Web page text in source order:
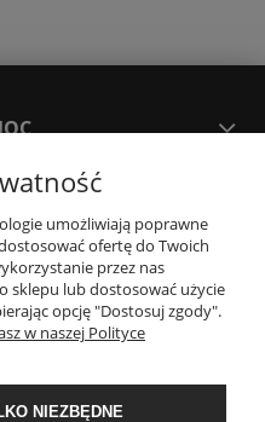
DOSTAWA
umożliwiają poprawne
ofertę do Twoich
przez nas
sklepu lub dostosować użycie
opcję "Dostosuj zgody".
w naszej Polityce
NIEZBĘDNE